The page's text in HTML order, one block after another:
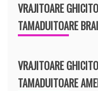
VRAJITOARE
TAMADUITOARE
VRAJITOARE
TAMADUITOARE